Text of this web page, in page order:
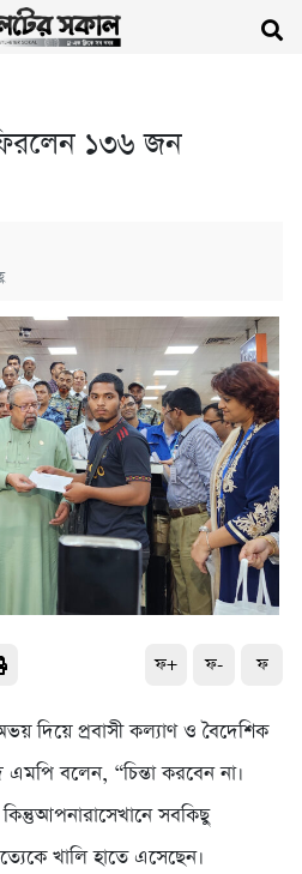
১৩৬ জন
ফ+ ফ- ফ
দিয়ে প্রবাসী কল্যাণ ও বৈদেশিক
এমপি বলেন, “চিন্তা করবেন না।
সবকিছু
খালি হাতে এসেছেন।